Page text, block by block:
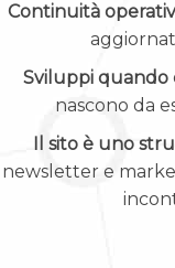
Continuità
Sviluppi quando
nascono da
Il sito è uno
newsletter e